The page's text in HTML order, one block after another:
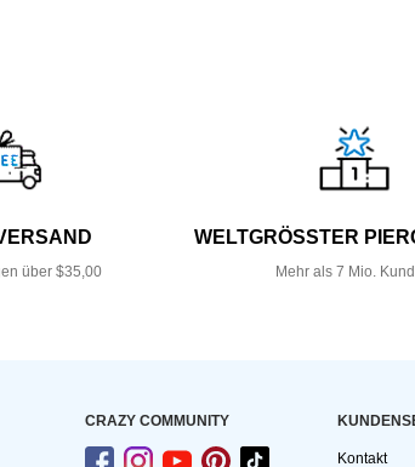
über $35,00
WELTGRÖSSTER
Mehr als 7 Mio.
CRAZY COMMUNITY
Kontakt